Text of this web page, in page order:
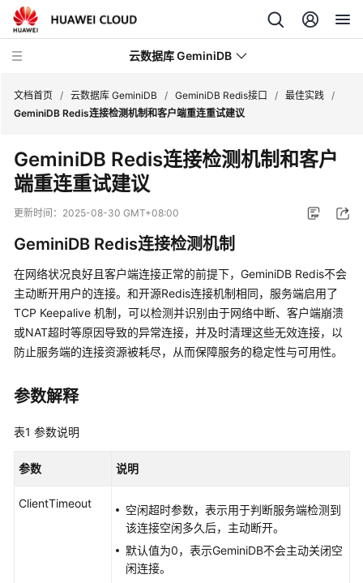
云数据库 GeminiDB
新
动
务
公
告
产
品
Redis
口
产
文档首页 / 云数据库 GeminiDB / GeminiDB Redis接口 / 最佳实践 /
GeminiDB Redis连接检测机制和客户端重连重试建议
GeminiDB Redis连接检测机制和客户
端重连重试建议
更新时间： 2025-08-30 GMT+08:00
GeminiDB Redis连接检测机制
在网络状况良好且客户端连接正常的前提下，GeminiDB Redis不会
主动断开用户的连接。和开源Redis连接机制相同，服务端启用了
TCP Keepalive 机制，可以检测并识别由于网络中断、客户端崩溃
或NAT超时等原因导致的异常连接，并及时清理这些无效连接，以
防止服务端的连接资源被耗尽，从而保障服务的稳定性与可用性。
参数解释
表1 参数说明
参数 说明
ClientTimeout
空闲超时参数，表示用于判断服务端检测到
该连接空闲多久后，主动断开。
默认值为0，表示GeminiDB不会主动关闭空
闲连接。